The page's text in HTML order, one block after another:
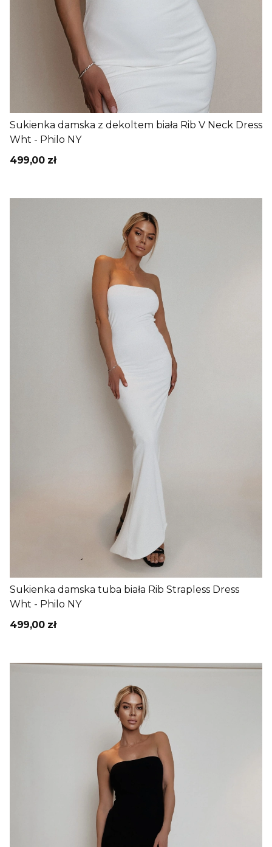
Sukienka damska z dekoltem biała Rib V Neck Dress
Wht - Philo NY
499,00 zł
Sukienka damska tuba biała Rib Strapless Dress
Wht - Philo NY
499,00 zł